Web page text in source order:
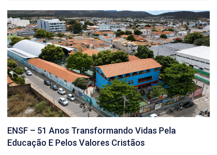
ENSF – 51 Anos Transformando Vidas Pela
Educação E Pelos Valores Cristãos